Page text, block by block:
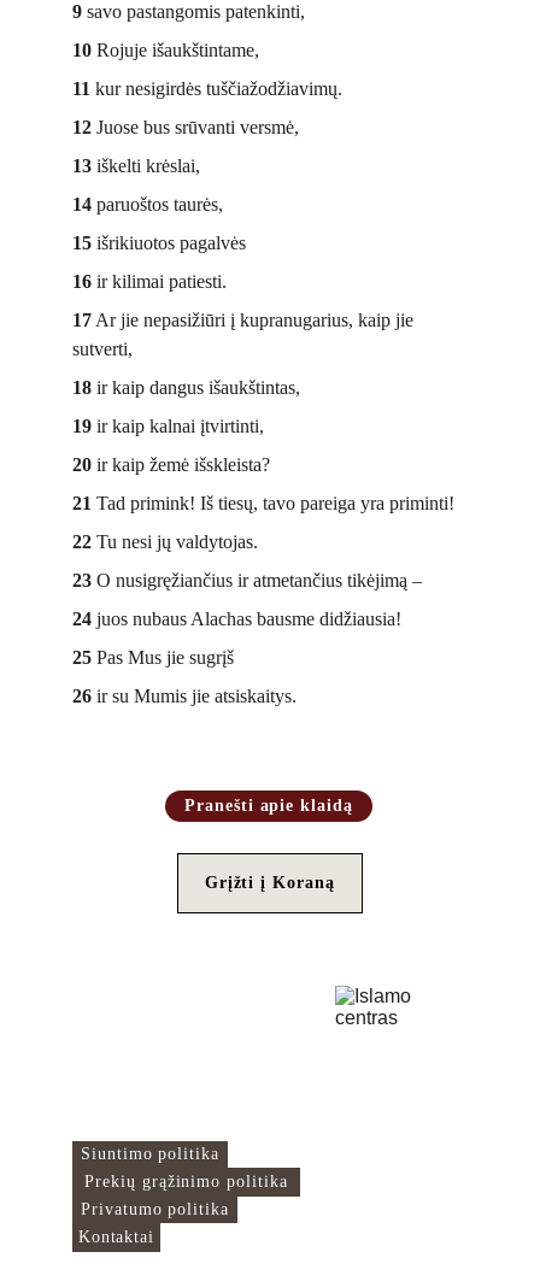
9 savo pastangomis patenkinti,
10 Rojuje išaukštintame,
11 kur nesigirdės tuščiažodžiavimų.
12 Juose bus srūvanti versmė,
13 iškelti krėslai,
14 paruoštos taurės,
15 išrikiuotos pagalvės
16 ir kilimai patiesti.
17 Ar jie nepasižiūri į kupranugarius, kaip jie
sutverti,
18 ir kaip dangus išaukštintas,
19 ir kaip kalnai įtvirtinti,
20 ir kaip žemė išskleista?
21 Tad primink! Iš tiesų, tavo pareiga yra priminti!
22 Tu nesi jų valdytojas.
23 O nusigręžiančius ir atmetančius tikėjimą –
24 juos nubaus Alachas bausme didžiausia!
25 Pas Mus jie sugrįš
26 ir su Mumis jie atsiskaitys.
Pranešti apie klaidą
Grįžti į Koraną
Privatumo politika
Prekių grąžinimo politika
Siuntimo politika
Kontaktai